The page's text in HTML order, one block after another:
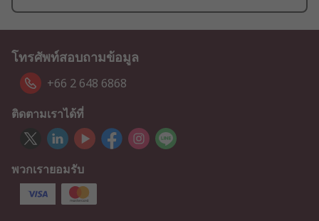
โทรศัพท์สอบถามข้อมูล
+66 2 648 6868
ติดตามเราได้ที่
พวกเรายอมรับ